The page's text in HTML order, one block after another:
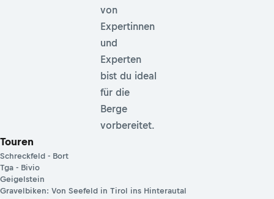
von
Expertinnen
und
Experten
bist du ideal
für die
Berge
vorbereitet.
Touren
Schreckfeld - Bort
Tga - Bivio
Geigelstein
Gravelbiken: Von Seefeld in Tirol ins Hinterautal